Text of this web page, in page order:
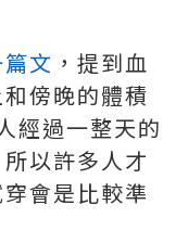
文 ，提到血
傍晚的體積
經過一整天的
以許多人才
會是比較準